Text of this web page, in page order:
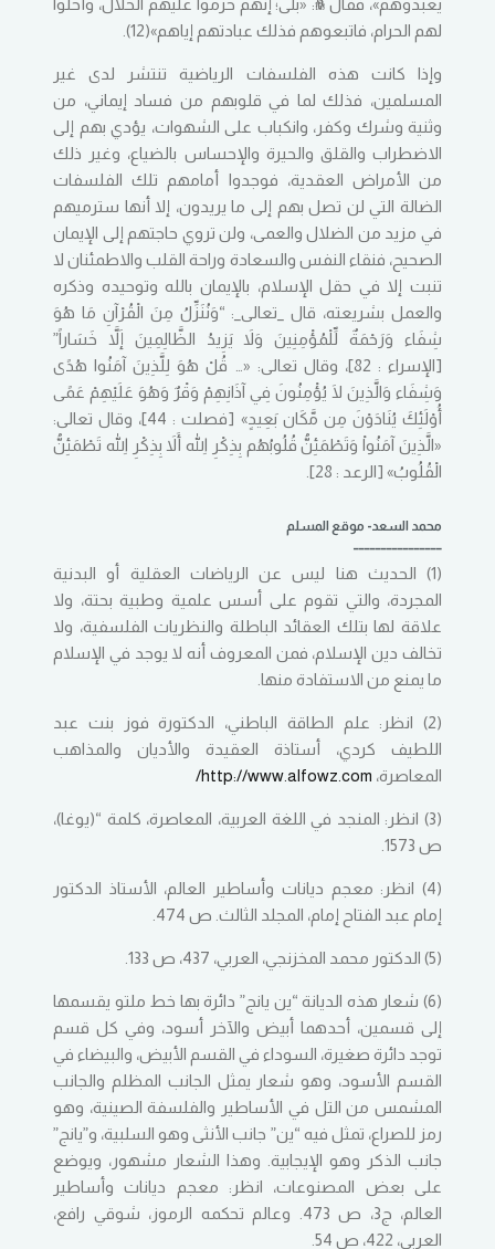
يعبدوهم»، فقال ﷺ: «بلى؛ إنهم حرموا عليهم الحلال، وأحلوا
لهم الحرام، فاتبعوهم فذلك عبادتهم إياهم»(12).
وإذا كانت هذه الفلسفات الرياضية تنتشر لدى غير
المسلمين، فذلك لما في قلوبهم من فساد إيماني، من
وثنية وشرك وكفر، وانكباب على الشهوات، يؤدي بهم إلى
الاضطراب والقلق والحيرة والإحساس بالضياع، وغير ذلك
من الأمراض العقدية، فوجدوا أمامهم تلك الفلسفات
الضالة التي لن تصل بهم إلى ما يريدون، إلا أنها سترميهم
في مزيد من الضلال والعمى، ولن تروي حاجتهم إلى الإيمان
الصحيح، فنقاء النفس والسعادة وراحة القلب والاطمئنان لا
تنبت إلا في حقل الإسلام، بالإيمان بالله وتوحيده وذكره
والعمل بشريعته، قال _تعالى_: “وَنُنَزِّلُ مِنَ الْقُرْآنِ مَا هُوَ
شِفَاء وَرَحْمَةٌ لِّلْمُؤْمِنِينَ وَلاَ يَزِيدُ الظَّالِمِينَ إَلاَّ خَسَاراً”
[الإسراء : 82]، وقال تعالى: «… قُلْ هُوَ لِلَّذِينَ آمَنُوا هُدًى
وَشِفَاء وَالَّذِينَ لَا يُؤْمِنُونَ فِي آذَانِهِمْ وَقْرٌ وَهُوَ عَلَيْهِمْ عَمًى
أُوْلَئِكَ يُنَادَوْنَ مِن مَّكَان بَعِيدٍ» [فصلت : 44]، وقال تعالى:
«الَّذِينَ آمَنُواْ وَتَطْمَئِنُّ قُلُوبُهُم بِذِكْرِ اللّهِ أَلاَ بِذِكْرِ اللّهِ تَطْمَئِنُّ
الْقُلُوبُ» [الرعد : 28].
محمد السعد- موقع المسلم
(1) الحديث هنا ليس عن الرياضات العقلية أو البدنية
المجردة، والتي تقوم على أسس علمية وطبية بحتة، ولا
علاقة لها بتلك العقائد الباطلة والنظريات الفلسفية، ولا
تخالف دين الإسلام، فمن المعروف أنه لا يوجد في الإسلام
ما يمنع من الاستفادة منها.
(2) انظر: علم الطاقة الباطني، الدكتورة فوز بنت عبد
اللطيف كردي، أستاذة العقيدة والأديان والمذاهب
المعاصرة، http://www.alfowz.com/
(3) انظر: المنجد في اللغة العربية، المعاصرة، كلمة “(يوغا)،
ص 1573.
(4) انظر: معجم ديانات وأساطير العالم، الأستاذ الدكتور
إمام عبد الفتاح إمام، المجلد الثالث. ص 474.
(5) الدكتور محمد المخزنجي، العربي، 437، ص 133.
(6) شعار هذه الديانة “ين يانج” دائرة بها خط ملتو يقسمها
إلى قسمين، أحدهما أبيض والآخر أسود، وفي كل قسم
توجد دائرة صغيرة، السوداء في القسم الأبيض، والبيضاء في
القسم الأسود، وهو شعار يمثل الجانب المظلم والجانب
المشمس من التل في الأساطير والفلسفة الصينية، وهو
رمز للصراع، تمثل فيه “ين” جانب الأنثى وهو السلبية، و”يانج”
جانب الذكر وهو الإيجابية. وهذا الشعار مشهور، ويوضع
على بعض المصنوعات، انظر: معجم ديانات وأساطير
العالم، ج3، ص 473. وعالم تحكمه الرموز، شوقي رافع،
العربي، 422، ص 54.